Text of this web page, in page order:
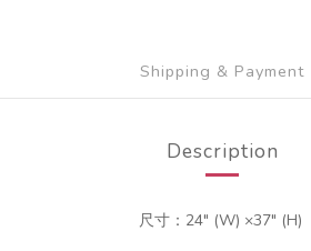
Shipping & Payment
Description
尺寸：24" (W) ×37" (H)